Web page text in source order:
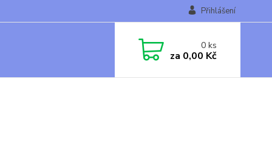
Přihlášení
0ks
za 0,00 Kč